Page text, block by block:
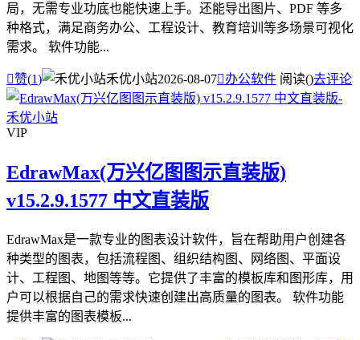
局，无需专业功底也能快速上手。还能导出图片、PDF 等多
种格式，满足商务办公、工程设计、教育培训等多场景可视化
需求。 软件功能...
赞(1) 禾优小站2026-08-07办公软件 阅读()去评论
VIP
EdrawMax(万兴亿图图示直装版)
v15.2.9.1577 中文直装版
EdrawMax是一款专业的图表设计软件，旨在帮助用户创建各
种类型的图表，包括流程图、组织结构图、网络图、平面设
计、工程图、地图等等。它提供了丰富的模板库和图形库，用
户可以根据自己的需求快速创建出高质量的图表。 软件功能
提供丰富的图表模板...